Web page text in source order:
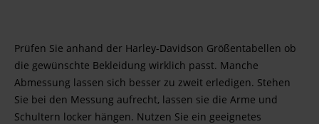
Prüfen Sie anhand der Harley-Davidson Größentabellen ob
die gewünschte Bekleidung wirklich passt. Manche
Abmessung lassen sich besser zu zweit erledigen. Stehen
Sie bei den Messung aufrecht, lassen sie die Arme und
Schultern locker hängen. Nutzen Sie ein geeignetes